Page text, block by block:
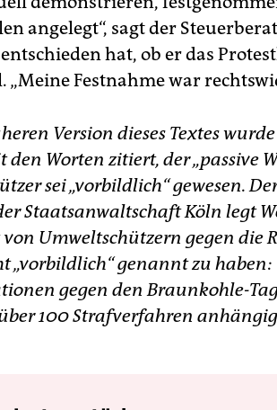
angelegt“, sagt der
hat, ob er das
„Meine Festnahme war
Version dieses Textes
Worten zitiert, der „passive
sei „vorbildlich“ gewesen.
Staatsanwaltschaft Köln legt
von Umweltschützern gegen die
„vorbildlich“ genannt zu haben:
gegen den Braunkohle-
100 Strafverfahren